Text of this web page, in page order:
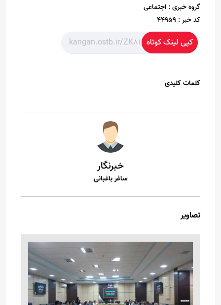
گروه خبری : اجتماعی
کد خبر : 44959
کپی لینک کوتاه
کلمات کلیدی
خبرنگار
ساغر باغبانی
تصاویر